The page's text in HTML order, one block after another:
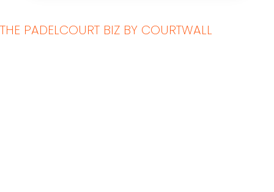
THE PADELCOURT BIZ BY COURTWALL